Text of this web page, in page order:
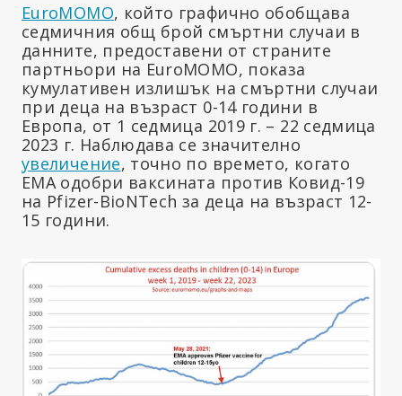
EuroMOMO, който графично обобщава
седмичния общ брой смъртни случаи в
данните, предоставени от страните
партньори на EuroMOMO, показа
кумулативен излишък на смъртни случаи
при деца на възраст 0-14 години в
Европа, от 1 седмица 2019 г. – 22 седмица
2023 г. Наблюдава се значително
увеличение, точно по времето, когато
ЕМА одобри ваксината против Ковид-19
на Pfizer-BioNTech за деца на възраст 12-
15 години.